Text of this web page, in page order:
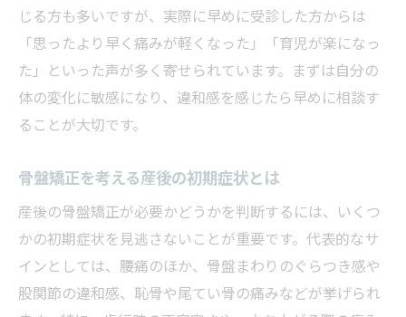
整体で骨盤を整え産後腰痛を予防しよう
整体通いで理想の体型へ戻すために
産後の整体通いが体型戻しに有効な理由
骨盤矯正で理想の体型を目指す産後ケア
子連れ整体通いで無理なく体型改善
産後腰痛と体型変化に整体ができること
枚方市で実践できる産後ケアのポイント
産後の腰痛改善に役立つケアポイント
骨盤矯正で生活が快適になる産後ケア法
じる方も多いですが、実際に早めに受診した方からは
「思ったより早く痛みが軽くなった」「育児が楽になっ
た」といった声が多く寄せられています。まずは自分の
体の変化に敏感になり、違和感を感じたら早めに相談す
ることが大切です。
骨盤矯正を考える産後の初期症状とは
産後の骨盤矯正が必要かどうかを判断するには、いくつ
かの初期症状を見逃さないことが重要です。代表的なサ
インとしては、腰痛のほか、骨盤まわりのぐらつき感や
股関節の違和感、恥骨や尾てい骨の痛みなどが挙げられ